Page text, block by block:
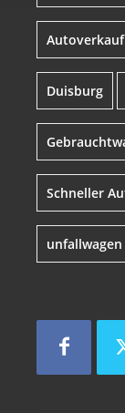
Duisburg
Schneller